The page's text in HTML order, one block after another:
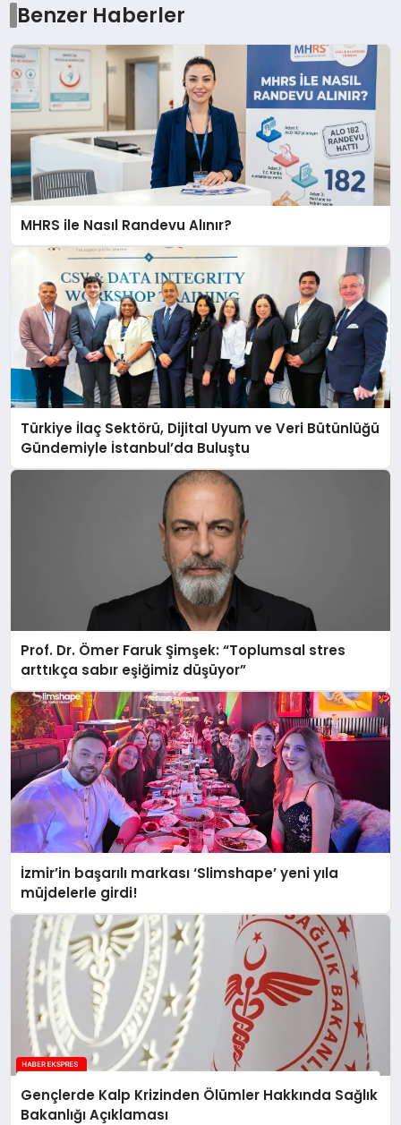
Benzer Haberler
MHRS ile Nasıl Randevu Alınır?
Türkiye İlaç Sektörü, Dijital Uyum ve Veri Bütünlüğü
Gündemiyle İstanbul’da Buluştu
Prof. Dr. Ömer Faruk Şimşek: “Toplumsal stres
arttıkça sabır eşiğimiz düşüyor”
İzmir’in başarılı markası ‘Slimshape’ yeni yıla
müjdelerle girdi!
Gençlerde Kalp Krizinden Ölümler Hakkında Sağlık
Bakanlığı Açıklaması